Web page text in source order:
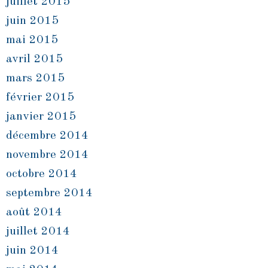
juin 2015
mai 2015
avril 2015
mars 2015
février 2015
janvier 2015
décembre 2014
novembre 2014
octobre 2014
septembre 2014
août 2014
juillet 2014
juin 2014